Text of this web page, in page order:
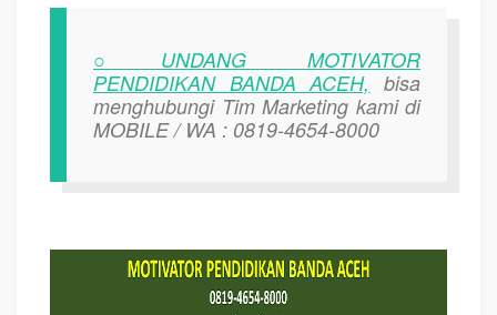
○UNDANG MOTIVATOR
PENDIDIKAN BANDA ACEH, bisa
menghubungi Tim Marketing kami di
MOBILE / WA : 0819-4654-8000